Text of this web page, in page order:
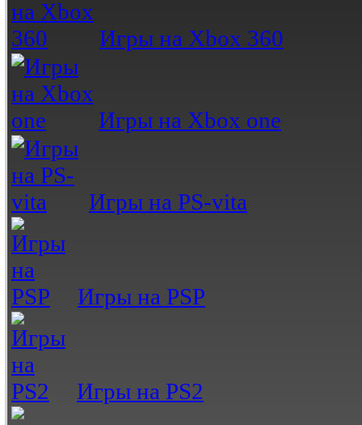
Игры на Xbox 360
Игры на Xbox one
Игры на PS-vita
Игры на PSP
Игры на PS2